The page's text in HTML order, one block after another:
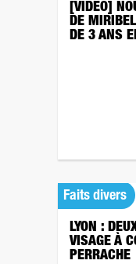
[VIDÉO]
DE
DE 3 ANS
Faits divers
LYON :
VISAGE À
PERRACHE